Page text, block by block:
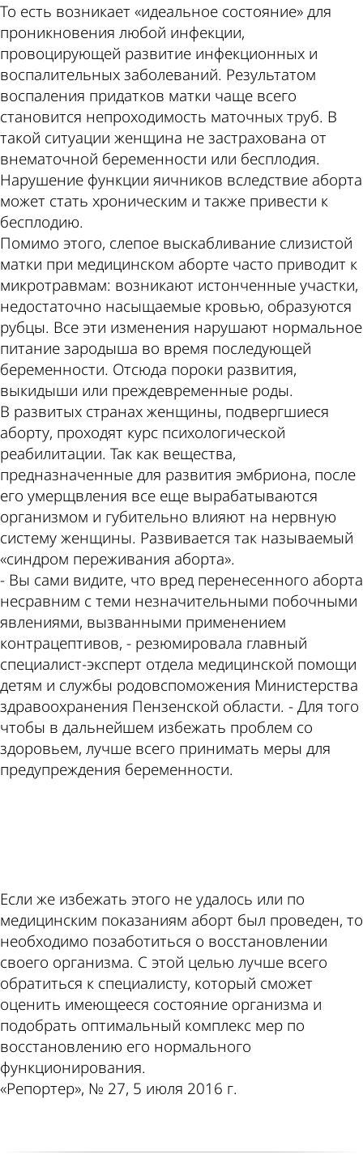
То есть возникает «идеальное состояние» для
проникновения любой инфекции,
провоцирующей развитие инфекционных и
воспалительных заболеваний. Результатом
воспаления придатков матки чаще всего
становится непроходимость маточных труб. В
такой ситуации женщина не застрахована от
внематочной беременности или бесплодия.
Нарушение функции яичников вследствие аборта
может стать хроническим и также привести к
бесплодию.
Помимо этого, слепое выскабливание слизистой
матки при медицинском аборте часто приводит к
микротравмам: возникают истонченные участки,
недостаточно насыщаемые кровью, образуются
рубцы. Все эти изменения нарушают нормальное
питание зародыша во время последующей
беременности. Отсюда пороки развития,
выкидыши или преждевременные роды.
В развитых странах женщины, подвергшиеся
аборту, проходят курс психологической
реабилитации. Так как вещества,
предназначенные для развития эмбриона, после
его умерщвления все еще вырабатываются
организмом и губительно влияют на нервную
систему женщины. Развивается так называемый
«синдром переживания аборта».
- Вы сами видите, что вред перенесенного аборта
несравним с теми незначительными побочными
явлениями, вызванными применением
контрацептивов, - резюмировала главный
специалист-эксперт отдела медицинской помощи
детям и службы родовспоможения Министерства
здравоохранения Пензенской области. - Для того
чтобы в дальнейшем избежать проблем со
здоровьем, лучше всего принимать меры для
предупреждения беременности.
Если же избежать этого не удалось или по
медицинским показаниям аборт был проведен, то
необходимо позаботиться о восстановлении
своего организма. С этой целью лучше всего
обратиться к специалисту, который сможет
оценить имеющееся состояние организма и
подобрать оптимальный комплекс мер по
восстановлению его нормального
функционирования.
«Репортер», № 27, 5 июля 2016 г.